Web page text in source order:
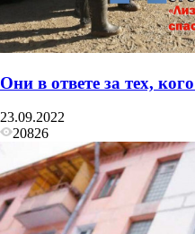
Они в ответе за тех,
23.09.2022
20826